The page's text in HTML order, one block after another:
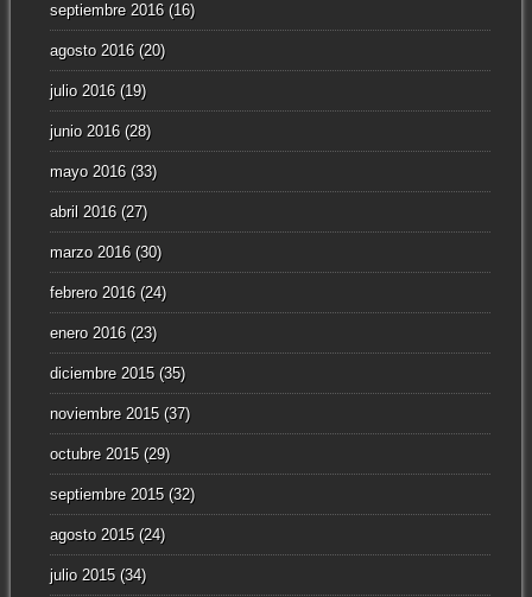
septiembre 2016(16)
agosto 2016(20)
julio 2016(19)
junio 2016(28)
mayo 2016(33)
abril 2016(27)
marzo 2016(30)
febrero 2016(24)
enero 2016(23)
diciembre 2015(35)
noviembre 2015(37)
octubre 2015(29)
septiembre 2015(32)
agosto 2015(24)
julio 2015(34)